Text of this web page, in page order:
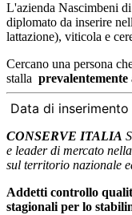
L'azienda Nascimbeni
diplomato da inserire
lattazione), viticola e
Cercano una persona
stalla
Data di
CONSERVE ITALIA
e leader di mercato
sul territorio nazionale
Addetti controllo
stagionali per lo